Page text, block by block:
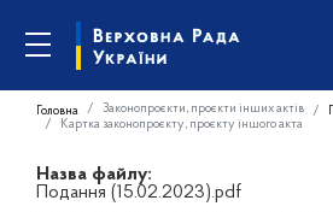
Головна Законопроєкти, проєкти інших актів
Картка законопроєкту, проєкту іншого акта
Назва файлу:
Подання (15.02.2023).pdf